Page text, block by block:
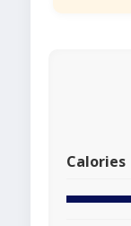
Calories